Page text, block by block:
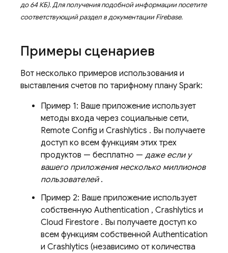
до 64 КБ). Для получения подобной информации посетите
соответствующий раздел в документации Firebase.
Примеры сценариев
Вот несколько примеров использования и
выставления счетов по тарифному плану Spark:
Пример 1: Ваше приложение использует
методы входа через социальные сети,
Remote Config и Crashlytics . Вы получаете
доступ ко всем функциям этих трех
продуктов — бесплатно — даже если у
вашего приложения несколько миллионов
пользователей.
Пример 2: Ваше приложение использует
собственную Authentication , Crashlytics и
Cloud Firestore . Вы получаете доступ ко
всем функциям собственной Authentication
и Crashlytics (независимо от количества